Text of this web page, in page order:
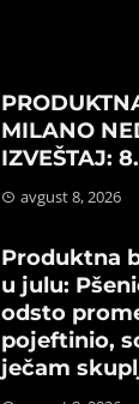
MILANO
IZVEŠTAJ:
avgust 8, 2026
Produktna
u julu:
odsto
pojeftinio,
ječam